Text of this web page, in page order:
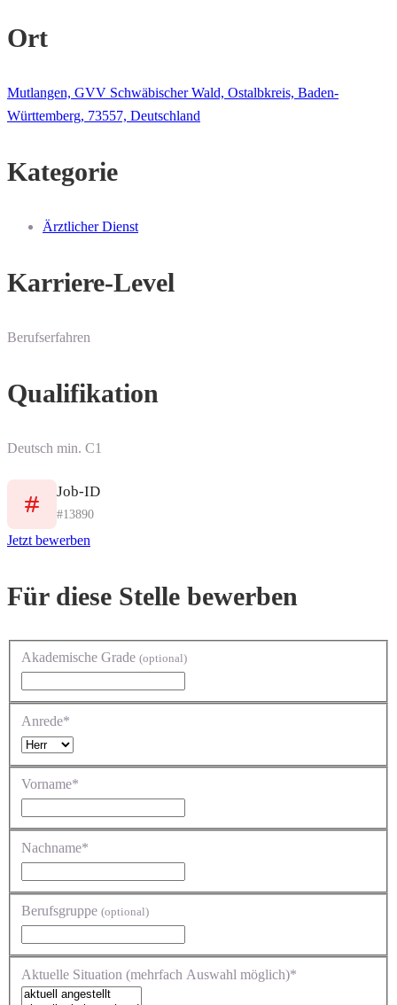
Ort
Mutlangen, GVV Schwäbischer Wald, Ostalbkreis, Baden-
Württemberg, 73557, Deutschland
Kategorie
Ärztlicher Dienst
Karriere-Level
Berufserfahren
Qualifikation
Deutsch min. C1
Job-ID
#13890
Jetzt bewerben
Für diese Stelle bewerben
Akademische Grade (optional)
Anrede*
Vorname*
Nachname*
Berufsgruppe (optional)
Aktuelle Situation (mehrfach Auswahl möglich)*